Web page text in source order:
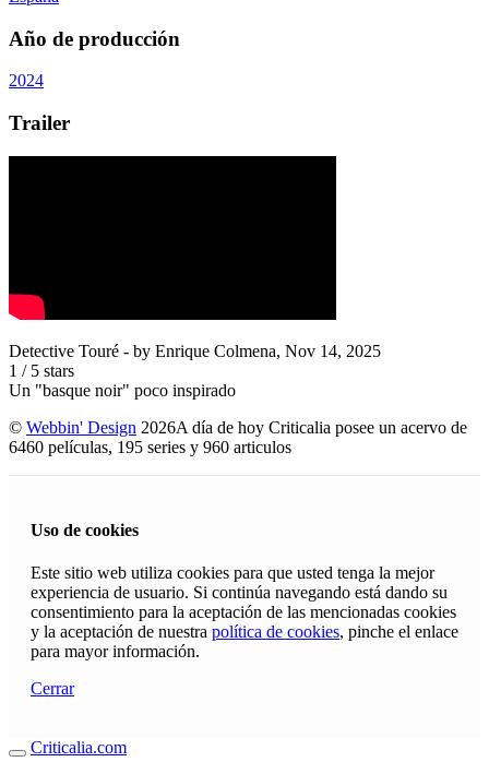
Año de producción
2024
Trailer
Detective Touré - by Enrique Colmena, Nov 14, 2025
1 / 5 stars
Un "basque noir" poco inspirado
© Webbin' Design 2026A día de hoy Criticalia posee un acervo de
6460 películas, 195 series y 960 articulos
Uso de cookies
Este sitio web utiliza cookies para que usted tenga la mejor
experiencia de usuario. Si continúa navegando está dando su
consentimiento para la aceptación de las mencionadas cookies
y la aceptación de nuestra política de cookies, pinche el enlace
para mayor información.
Cerrar
Criticalia.com